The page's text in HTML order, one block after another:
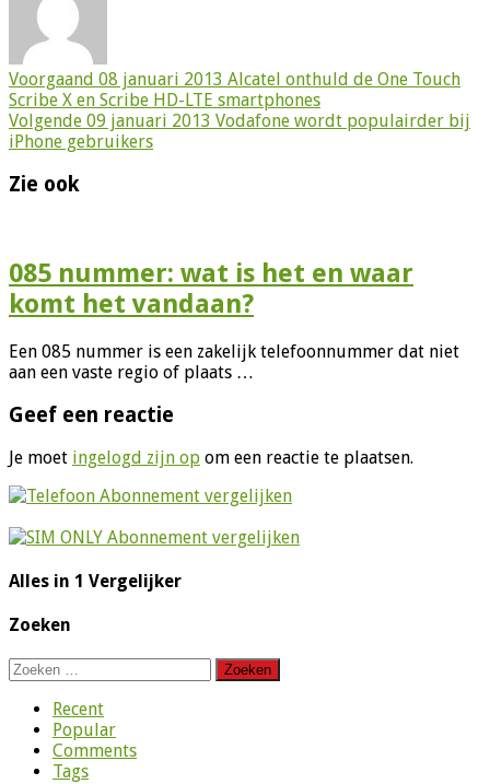
Voorgaand 08 januari 2013 Alcatel onthuld de One Touch
Scribe X en Scribe HD-LTE smartphones
Volgende 09 januari 2013 Vodafone wordt populairder bij
iPhone gebruikers
Zie ook
085 nummer: wat is het en waar
komt het vandaan?
Een 085 nummer is een zakelijk telefoonnummer dat niet
aan een vaste regio of plaats …
Geef een reactie
Je moet ingelogd zijn op om een reactie te plaatsen.
Alles in 1 Vergelijker
Zoeken
Zoeken
Recent
Popular
Comments
Tags